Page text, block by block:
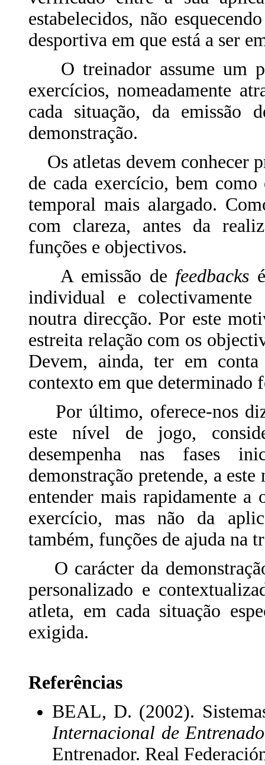
estabelecidos, não
desportiva em que está a ser
O treinador assume um
exercícios, nomeadamente
cada situação, da emissão
demonstração.
Os atletas devem conhecer
de cada exercício, bem como
temporal mais alargado.
com clareza, antes da
funções e objectivos.
A emissão de feedbacks
individual e
noutra direcção. Por este
estreita relação com os
Devem, ainda, ter em
contexto em que determinado
Por último, oferece-nos
este nível de jogo,
desempenha nas fases
demonstração pretende, a
entender mais rapidamente
exercício, mas não da
também, funções de ajuda na
O carácter da
personalizado e
atleta, em cada situação
exigida.
Referências
BEAL, D. (2002).
Internacional de
Entrenador. Real